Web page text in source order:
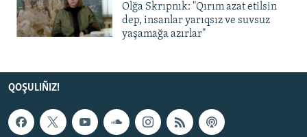
Olğa Skrıpnık: "Qırım azat etilsin
dep, insanlar yarıqsız ve suvsuz
yaşamağa azırlar"
QOŞULIÑIZ!